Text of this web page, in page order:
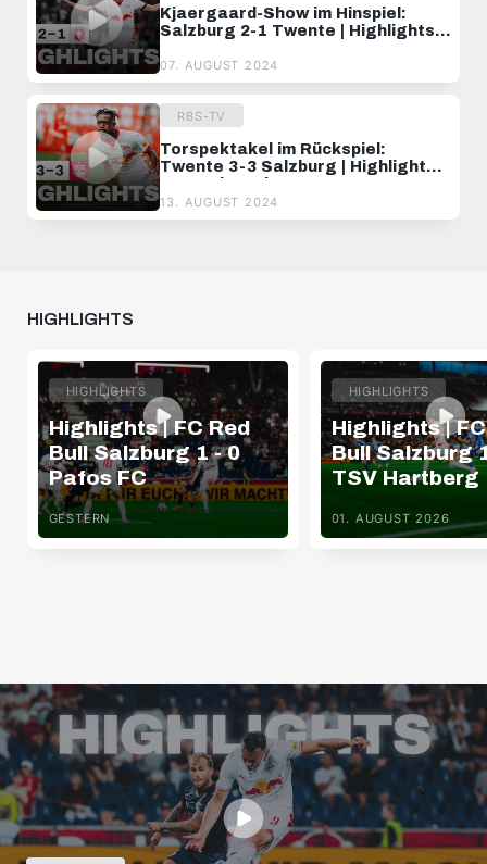
Kjaergaard-Show im Hinspiel:
Salzburg 2-1 Twente | Highlights |
07. AUGUST 2024
RBS-TV
Torspektakel im Rückspiel:
Twente 3-3 Salzburg | Highlights |
UEFA Champions League Q3
13. AUGUST 2024
HIGHLIGHTS
HIGHLIGHTS
Highlights | FC Red
Bull Salzburg 1 - 0
Pafos FC
GESTERN
HIGHLIGHTS
Highlights |
Bull Salzburg
TSV Hartberg
01. AUGUST 2026